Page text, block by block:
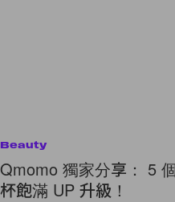
Beauty
Qmomo 獨家分享： 5
杯飽滿 UP 升級！